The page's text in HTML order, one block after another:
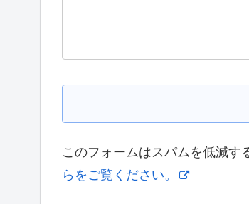
このフォームはスパムを低減す
らをご覧ください。